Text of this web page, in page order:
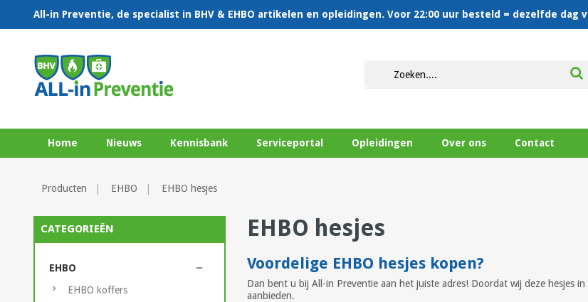
All-in Preventie, de specialist in BHV & EHBO artikelen en opleidingen. Voor 22:00 uur besteld = dezelfde dag
Home Nieuws Kennisbank Serviceportal Opleidingen Over ons Contact
Producten EHBO EHBO hesjes
CATEGORIEËN
EHBO
EHBO koffers
EHBO hesjes
Voordelige EHBO hesjes kopen?
Dan bent u bij All-in Preventie aan het juiste adres! Doordat wij deze hesjes
aanbieden.